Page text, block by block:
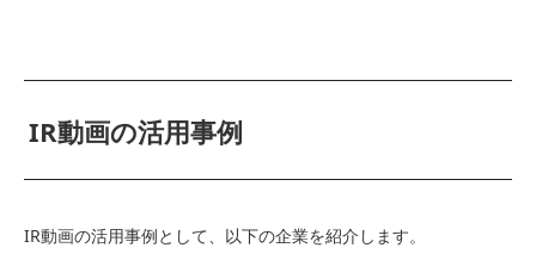
IR動画の活用事例
IR動画の活用事例として、以下の企業を紹介します。